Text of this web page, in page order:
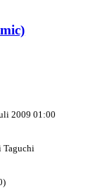
2009 01:00
Taguchi